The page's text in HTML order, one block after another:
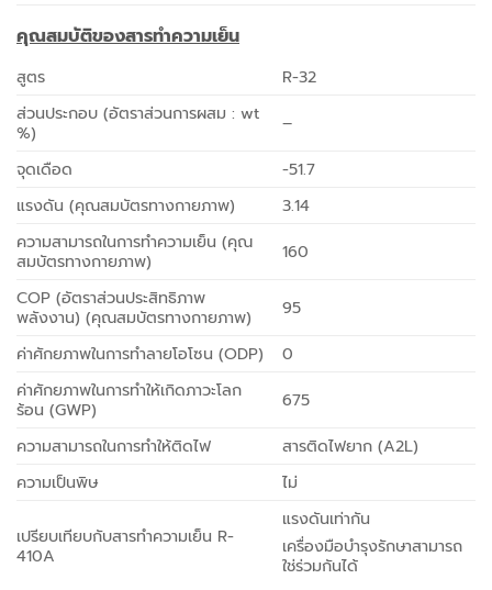
คุณสมบัติของสารทำความเย็น
สูตร
R-32
ส่วนประกอบ (อัตราส่วนการผสม : wt
%)
–
จุดเดือด
-51.7
แรงดัน (คุณสมบัตรทางกายภาพ)
3.14
ความสามารถในการทำความเย็น (คุณ
สมบัตรทางกายภาพ)
160
COP (อัตราส่วนประสิทธิภาพ
พลังงาน) (คุณสมบัตรทางกายภาพ)
95
ค่าศักยภาพในการทำลายโอโซน (ODP)
0
ค่าศักยภาพในการทำให้เกิดภาวะโลก
ร้อน (GWP)
675
ความสามารถในการทำให้ติดไฟ
สารติดไฟยาก (A2L)
ความเป็นพิษ
ไม่
เปรียบเทียบกับสารทำความเย็น R-
410A
แรงดันเท่ากัน
เครื่องมือบำรุงรักษาสามารถ
ใช่ร่วมกันได้